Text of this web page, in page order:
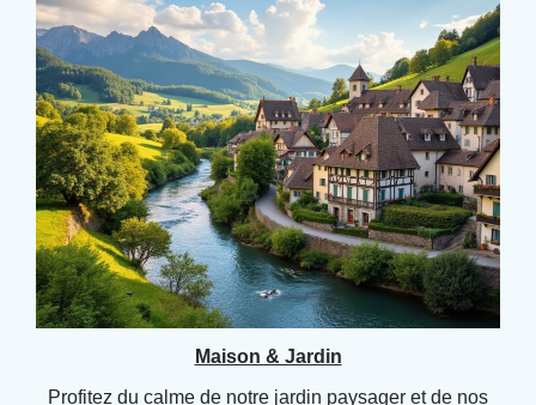
Maison & Jardin
Profitez du calme de notre jardin paysager et de nos